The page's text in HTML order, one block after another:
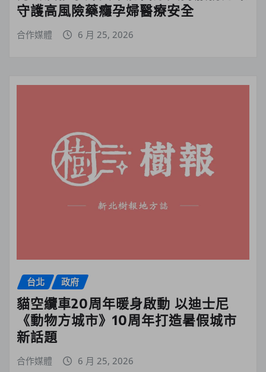
守護高風險藥癮孕婦醫療安全
合作媒體 6 月 25, 2026
台北 政府
貓空纜車20周年暖身啟動 以迪士尼
《動物方城市》10周年打造暑假城市
新話題
合作媒體 6 月 25, 2026